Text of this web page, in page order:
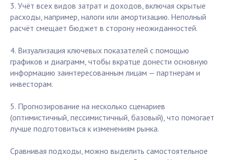
3. Учёт всех видов затрат и доходов, включая скрытые
расходы, например, налоги или амортизацию. Неполный
расчёт смещает бюджет в сторону неожиданностей.
4. Визуализация ключевых показателей с помощью
графиков и диаграмм, чтобы вкратце донести основную
информацию заинтересованным лицам — партнерам и
инвесторам.
5. Прогнозирование на несколько сценариев
(оптимистичный, пессимистичный, базовый), что помогает
лучше подготовиться к изменениям рынка.
Сравнивая подходы, можно выделить самостоятельное